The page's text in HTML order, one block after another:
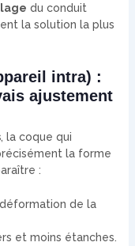
du conduit
la solution la plus
intra) :
ajustement
, la coque qui
la forme
:
de la
et moins étanches.